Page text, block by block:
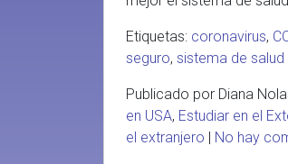
Etiquetas: coronavirus,
seguro, sistema de salud
Publicado por Diana
en USA, Estudiar en el
el extranjero | No hay